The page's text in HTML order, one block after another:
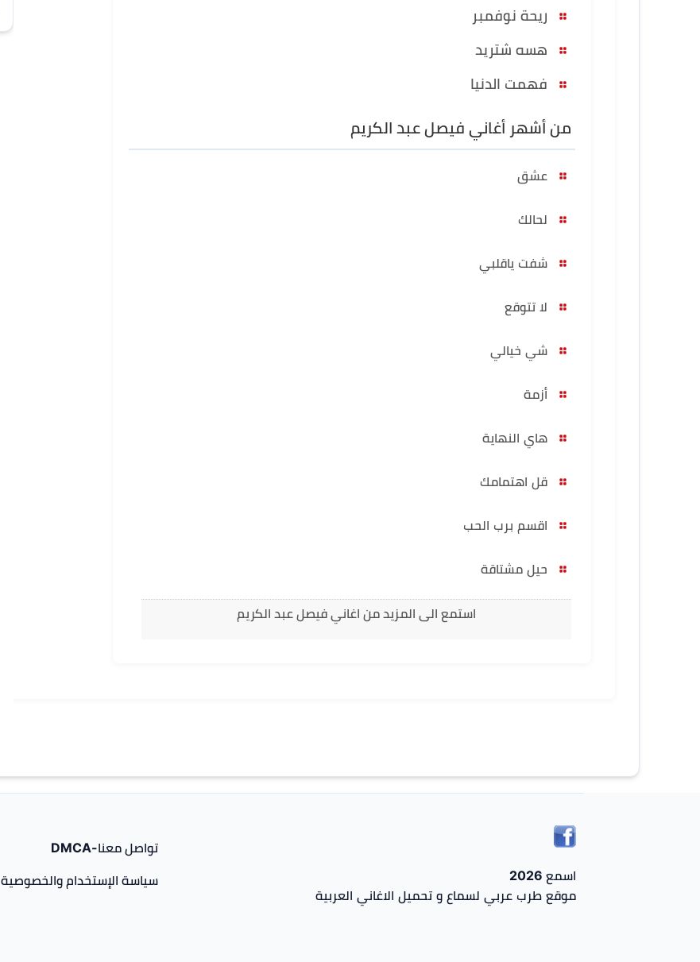
ريحة نوفمبر
هسه شتريد
فهمت الدنيا
من أشهر أغاني فيصل عبد الكريم
عشق
لحالك
شفت ياقلبي
لا تتوقع
شي خيالي
أزمة
هاي النهاية
قل اهتمامك
اقسم برب الحب
حيل مشتاقة
استمع الى المزيد من اغاني فيصل عبد الكريم
اسمع 2026
موقع طرب عربي لسماع و تحميل الاغاني العربية
تواصل معنا-DMCA
سياسة الإستخدام والخصوصية